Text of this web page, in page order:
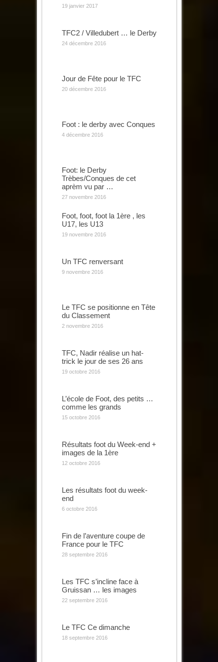
19 janvier 2017
TFC2 / Villedubert … le Derby
24 décembre 2016
Jour de Fête pour le TFC
20 décembre 2016
Foot : le derby avec Conques
4 décembre 2016
Foot: le Derby
Trèbes/Conques de cet
aprèm vu par …
27 novembre 2016
Foot, foot, foot la 1ère , les
U17, les U13
19 novembre 2016
Un TFC renversant
9 novembre 2016
Le TFC se positionne en Tête
du Classement
2 novembre 2016
TFC, Nadir réalise un hat-
trick le jour de ses 26 ans
19 octobre 2016
L’école de Foot, des petits …
comme les grands
15 octobre 2016
Résultats foot du Week-end +
images de la 1ère
12 octobre 2016
Les résultats foot du week-
end
6 octobre 2016
Fin de l’aventure coupe de
France pour le TFC
28 septembre 2016
Les TFC s’incline face à
Gruissan … les images
22 septembre 2016
Le TFC Ce dimanche
18 septembre 2016